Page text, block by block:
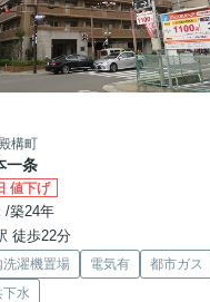
構町
一条
値下げ
/築24年
徒歩22分
洗濯機置場 電気有
都市ガス
下水